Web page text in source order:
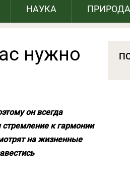
НАУКА ПРИРОДА
нужно
он всегда
стремление к гармонии
на жизненные